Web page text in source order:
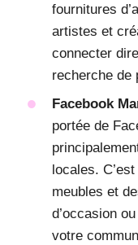
fournitures
artistes et
connecter
recherche de
Facebook
portée de
locales.
meubles et
d’occasion
votre